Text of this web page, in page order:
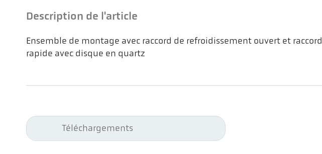
Description de l'article
Ensemble de montage avec raccord de refroidissement ouvert et raccord
rapide avec disque en quartz
Téléchargements